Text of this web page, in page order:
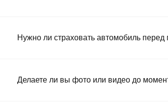
Нужно ли страховать автомобиль перед
Делаете ли вы фото или видео до